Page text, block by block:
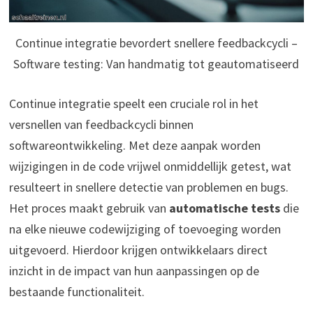
Continue integratie bevordert snellere feedbackcycli –
Software testing: Van handmatig tot geautomatiseerd
Continue integratie speelt een cruciale rol in het
versnellen van feedbackcycli binnen
softwareontwikkeling. Met deze aanpak worden
wijzigingen in de code vrijwel onmiddellijk getest, wat
resulteert in snellere detectie van problemen en bugs.
Het proces maakt gebruik van automatische testsdie
na elke nieuwe codewijziging of toevoeging worden
uitgevoerd. Hierdoor krijgen ontwikkelaars direct
inzicht in de impact van hun aanpassingen op de
bestaande functionaliteit.